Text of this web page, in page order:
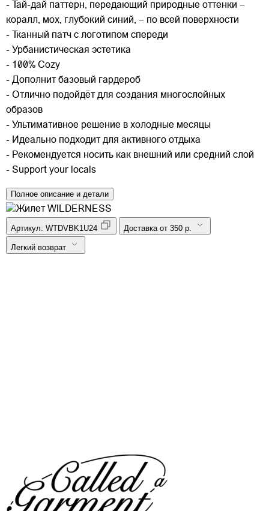
- Тай-дай паттерн, передающий природные оттенки –
коралл, мох, глубокий синий, – по всей поверхности
- Тканный патч с логотипом спереди
- Урбанистическая эстетика
- 100% Cozy
- Дополнит базовый гардероб
- Отлично подойдёт для создания многослойных
образов
- Ультимативное решение в холодные месяцы
- Идеально подходит для активного отдыха
- Рекомендуется носить как внешний или средний слой
- Support your locals
Полное описание и детали
Артикул: WTDVBK1U24 Доставка от 350 р.
Легкий возврат